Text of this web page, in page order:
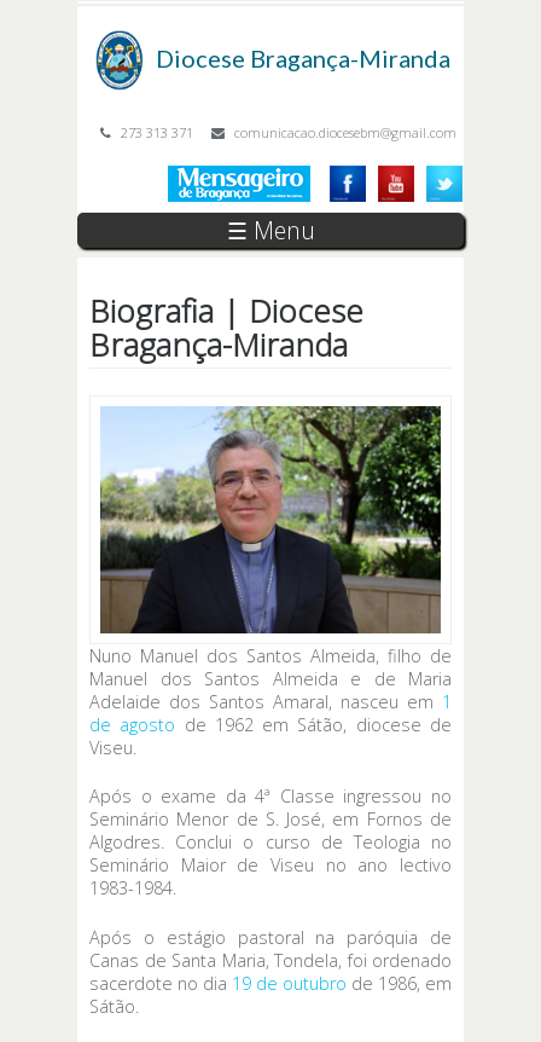
Diocese Bragança-Miranda
273 313 371 comunicacao.diocesebm@gmail.com
☰ Menu
Biografia | Diocese
Bragança-Miranda
Nuno Manuel dos Santos Almeida, filho de
Manuel dos Santos Almeida e de Maria
Adelaide dos Santos Amaral, nasceu em 1
de agosto de 1962 em Sátão, diocese de
Viseu.
Após o exame da 4ª Classe ingressou no
Seminário Menor de S. José, em Fornos de
Algodres. Conclui o curso de Teologia no
Seminário Maior de Viseu no ano lectivo
1983-1984.
Após o estágio pastoral na paróquia de
Canas de Santa Maria, Tondela, foi ordenado
sacerdote no dia 19 de outubro de 1986, em
Sátão.